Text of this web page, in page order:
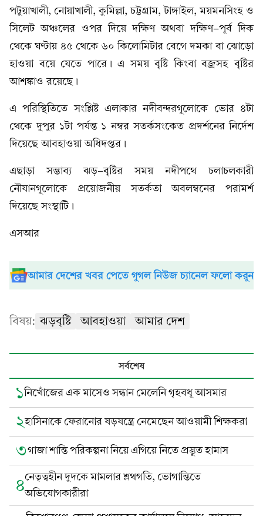
পটুয়াখালী, নোয়াখালী, কুমিল্লা, চট্টগ্রাম, টাঙ্গাইল, ময়মনসিংহ ও
সিলেট অঞ্চলের ওপর দিয়ে দক্ষিণ অথবা দক্ষিণ-পূর্ব দিক
থেকে ঘণ্টায় ৪৫ থেকে ৬০ কিলোমিটার বেগে দমকা বা ঝোড়ো
হাওয়া বয়ে যেতে পারে। এ সময় বৃষ্টি কিংবা বজ্রসহ বৃষ্টির
আশঙ্কাও রয়েছে।
এ পরিস্থিতিতে সংশ্লিষ্ট এলাকার নদীবন্দরগুলোকে ভোর ৪টা
থেকে দুপুর ১টা পর্যন্ত ১ নম্বর সতর্কসংকেত প্রদর্শনের নির্দেশ
দিয়েছে আবহাওয়া অধিদপ্তর।
এছাড়া সম্ভাব্য ঝড়-বৃষ্টির সময় নদীপথে চলাচলকারী
নৌযানগুলোকে প্রয়োজনীয় সতর্কতা অবলম্বনের পরামর্শ
দিয়েছে সংস্থাটি।
এসআর
আমার দেশের খবর পেতে গুগল নিউজ চ্যানেল ফলো করুন
বিষয়: ঝড়বৃষ্টি আবহাওয়া আমার দেশ
সর্বশেষ
১নিখোঁজের এক মাসেও সন্ধান মেলেনি গৃহবধূ আসমার
২হাসিনাকে ফেরানোর ষড়যন্ত্রে নেমেছেন আওয়ামী শিক্ষকরা
৩গাজা শান্তি পরিকল্পনা নিয়ে এগিয়ে নিতে প্রস্তুত হামাস
৪নেতৃত্বহীন দুদকে মামলার শ্লথগতি, ভোগান্তিতে
অভিযোগকারীরা